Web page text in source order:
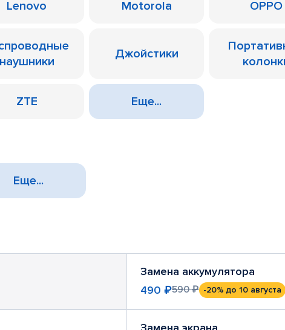
Lenovo Motorola OPPO
наушники
Джойстики
ZTE Еще...
Еще...
Замена аккумулятора
490 ₽590 ₽ -20% до 10 августа